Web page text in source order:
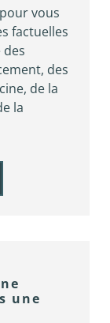
vous
factuelles
des
de la
la
une